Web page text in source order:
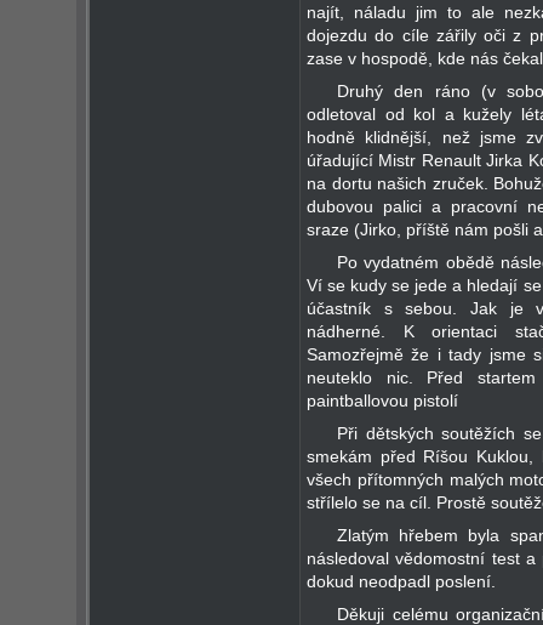
najít, náladu jim to ale
dojezdu do cíle zářily oči z
zase v hospodě, kde nás
Druhý den ráno (v
odletoval od kol a kužely
hodně klidnější, než jsme
úřadující Mistr Renault Jirka
na dortu našich zruček.
dubovou palici a pracovní
sraze (Jirko, příště nám pošli
Po vydatném obědě
Ví se kudy se jede a hledají
účastník s sebou. Jak je
nádherné. K orientaci
Samozřejmě že i tady jsme
neuteklo nic. Před
paintballovou pistolí
Při dětských soutěžích
smekám před Ríšou
všech přítomných malých
střílelo se na cíl. Prostě
Zlatým hřebem byla
následoval vědomostní test
dokud neodpadl poslení.
Děkuji celému